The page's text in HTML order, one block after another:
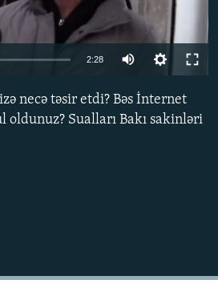
KITABXANASI
STANDARTLARIMIZ
2:28
necə təsir etdi? Bəs İnternet
oldunuz? Sualları Bakı sakinləri